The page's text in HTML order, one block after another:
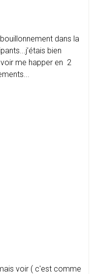
dans la
bien
me happer en 2
voir ( c'est comme